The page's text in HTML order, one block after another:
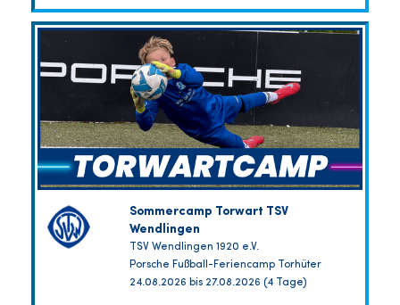
Sommercamp Torwart TSV
Wendlingen
TSV Wendlingen 1920 e.V.
Porsche Fußball-Feriencamp Torhüter
24.08.2026 bis 27.08.2026 (4 Tage)